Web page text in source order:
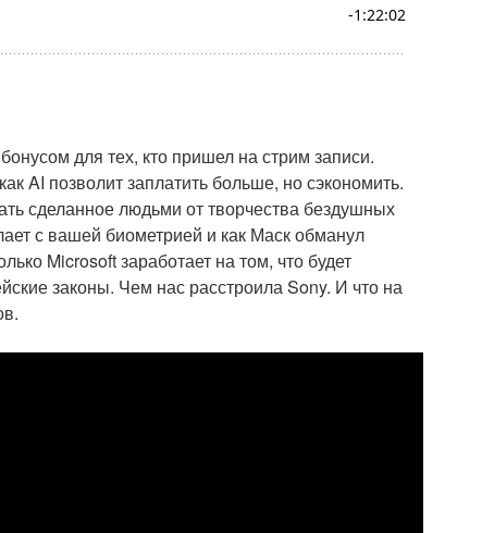
для тех, кто пришел на стрим записи.
AI позволит заплатить больше, но сэкономить.
сделанное людьми от творчества бездушных
с вашей биометрией и как Маск обманул
Microsoft заработает на том, что будет
законы. Чем нас расстроила Sony. И что на